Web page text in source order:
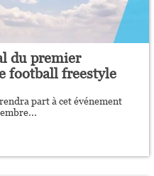
du premier
football freestyle
part à cet événement